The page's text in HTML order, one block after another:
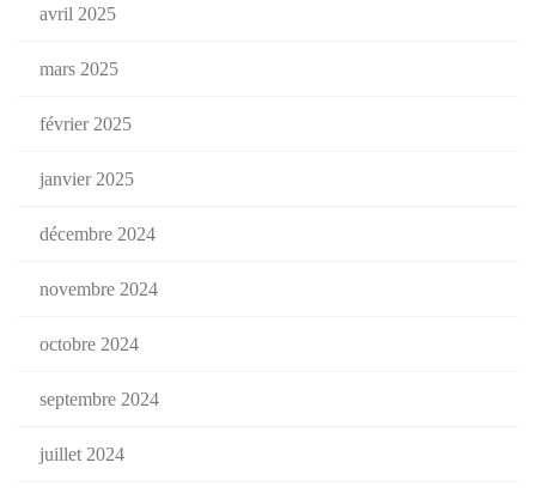
avril 2025
mars 2025
février 2025
janvier 2025
décembre 2024
novembre 2024
octobre 2024
septembre 2024
juillet 2024